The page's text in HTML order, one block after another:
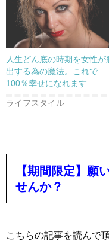
人生どん底の時期を女性が
出する為の魔法。これで
100％幸せになれます
ライフスタイル
【期間限定】願
せんか？
こちらの記事を読んで